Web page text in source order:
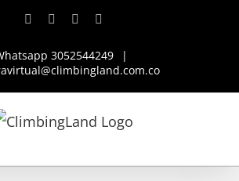
FacebookInstagramYouTube
3052544249
|